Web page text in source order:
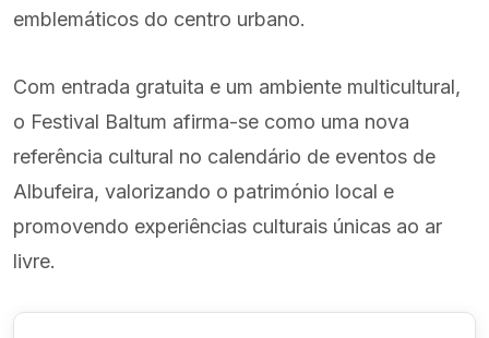
emblemáticos do centro urbano.
Com entrada gratuita e um ambiente multicultural,
o Festival Baltum afirma-se como uma nova
referência cultural no calendário de eventos de
Albufeira, valorizando o património local e
promovendo experiências culturais únicas ao ar
livre.